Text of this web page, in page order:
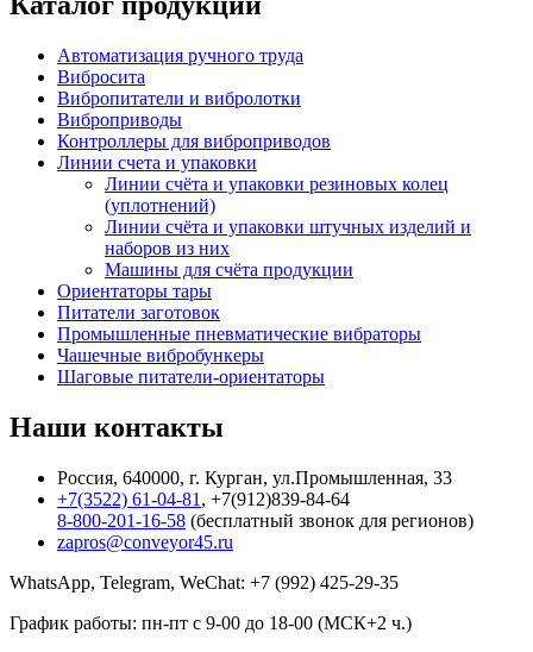
Автоматизация ручного труда
Вибросита
Вибропитатели и вибролотки
Виброприводы
Контроллеры для виброприводов
Линии счета и упаковки
Линии счёта и упаковки резиновых колец
(уплотнений)
Линии счёта и упаковки штучных изделий и
наборов из них
Машины для счёта продукции
Ориентаторы тары
Питатели заготовок
Промышленные пневматические вибраторы
Чашечные вибробункеры
Шаговые питатели-ориентаторы
Наши контакты
Россия, 640000, г. Курган, ул.Промышленная, 33
+7(3522) 61-04-81 , +7(912)839-84-64
8-800-201-16-58 (бесплатный звонок для регионов)
zapros@conveyor45.ru
WhatsApp, Telegram, WeChat: +7 (992) 425-29-35
График работы: пн-пт с 9-00 до 18-00 (МСК+2 ч.)